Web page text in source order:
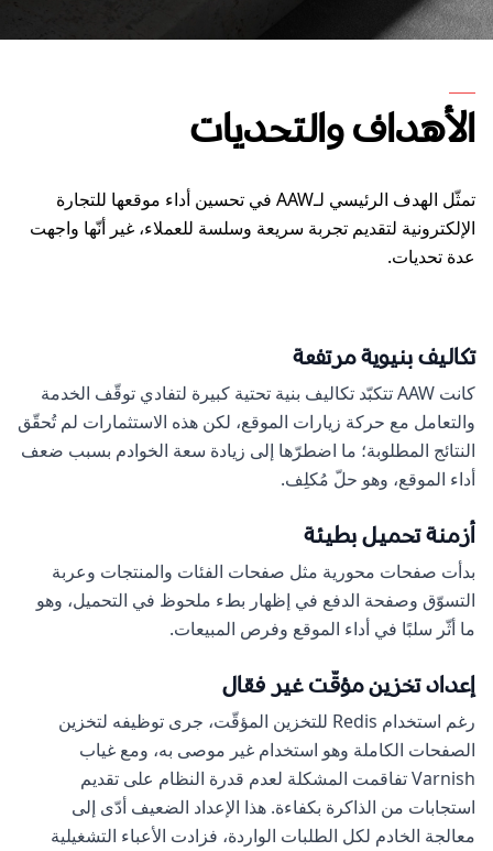
الأهداف والتحديات
تمثّل الهدف الرئيسي لـAAW في تحسين أداء موقعها للتجارة
الإلكترونية لتقديم تجربة سريعة وسلسة للعملاء، غير أنّها واجهت
عدة تحديات.
تكاليف بنيوية مرتفعة
كانت AAW تتكبّد تكاليف بنية تحتية كبيرة لتفادي توقّف الخدمة
والتعامل مع حركة زيارات الموقع، لكن هذه الاستثمارات لم تُحقّق
النتائج المطلوبة؛ ما اضطرّها إلى زيادة سعة الخوادم بسبب ضعف
أداء الموقع، وهو حلّ مُكلِف.
أزمنة تحميل بطيئة
بدأت صفحات محورية مثل صفحات الفئات والمنتجات وعربة
التسوّق وصفحة الدفع في إظهار بطء ملحوظ في التحميل، وهو
ما أثّر سلبًا في أداء الموقع وفرص المبيعات.
إعداد تخزين مؤقّت غير فعّال
رغم استخدام Redis للتخزين المؤقّت، جرى توظيفه لتخزين
الصفحات الكاملة وهو استخدام غير موصى به، ومع غياب
Varnish تفاقمت المشكلة لعدم قدرة النظام على تقديم
استجابات من الذاكرة بكفاءة. هذا الإعداد الضعيف أدّى إلى
معالجة الخادم لكل الطلبات الواردة، فزادت الأعباء التشغيلية